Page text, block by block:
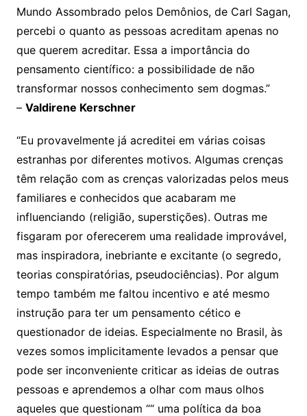
Mundo Assombrado pelos Demônios, de Carl Sagan,
percebi o quanto as pessoas acreditam apenas no
que querem acreditar. Essa a importância do
pensamento científico: a possibilidade de não
transformar nossos conhecimento sem dogmas.”
– Valdirene Kerschner
“Eu provavelmente já acreditei em várias coisas
estranhas por diferentes motivos. Algumas crenças
têm relação com as crenças valorizadas pelos meus
familiares e conhecidos que acabaram me
influenciando (religião, superstições). Outras me
fisgaram por oferecerem uma realidade improvável,
mas inspiradora, inebriante e excitante (o segredo,
teorias conspiratórias, pseudociências). Por algum
tempo também me faltou incentivo e até mesmo
instrução para ter um pensamento cético e
questionador de ideias. Especialmente no Brasil, às
vezes somos implicitamente levados a pensar que
pode ser inconveniente criticar as ideias de outras
pessoas e aprendemos a olhar com maus olhos
aqueles que questionam ““ uma política da boa